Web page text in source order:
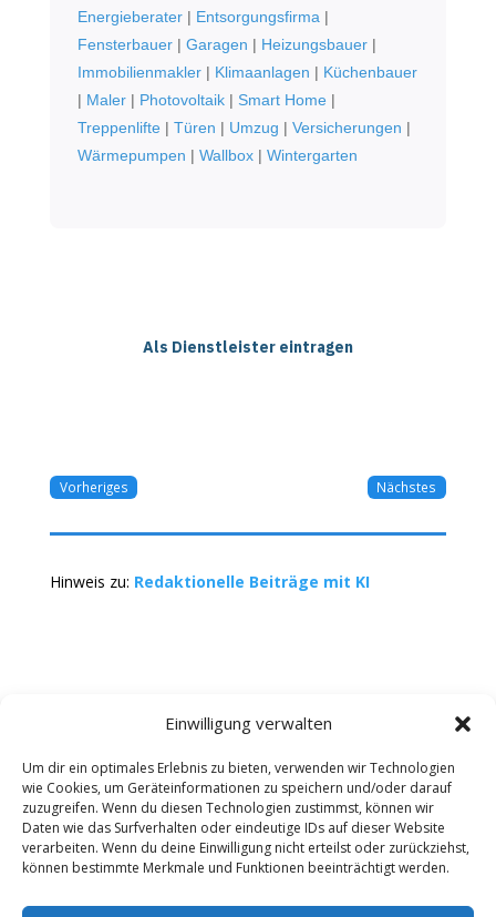
Einwilligung verwalten
Um dir ein optimales Erlebnis zu bieten, verwenden wir Technologien
wie Cookies, um Geräteinformationen zu speichern und/oder darauf
zuzugreifen. Wenn du diesen Technologien zustimmst, können wir
Daten wie das Surfverhalten oder eindeutige IDs auf dieser Website
verarbeiten. Wenn du deine Einwilligung nicht erteilst oder zurückziehst,
können bestimmte Merkmale und Funktionen beeinträchtigt werden.
Energieberater| Entsorgungsfirma|
Fensterbauer| Garagen | Heizungsbauer|
Immobilienmakler| Klimaanlagen | Küchenbauer
| Maler| Photovoltaik| Smart Home|
Treppenlifte| Türen | Umzug | Versicherungen |
Wärmepumpen | Wallbox| Wintergarten
Als Dienstleister eintragen
Vorheriges Nächstes
Hinweis zu: Redaktionelle Beiträge mit KI
Kontakt Impressum
Datenschutz
Werbung buchen
AGB
Copyright 2025-2026 | Web24 Consulting AVO UG |
Alle Rechte vorbehalten *Werbehinweis: Die ist ein